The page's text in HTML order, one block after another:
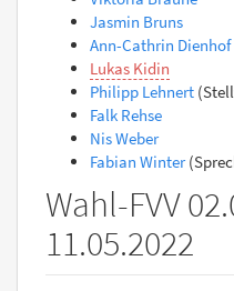
Jasmin Bruns
Ann-Cathrin Dienhof
Lukas Kidin
Philipp Lehnert
Falk Rehse
Nis Weber
Fabian Winter
Wahl-FVV
11.05.2022